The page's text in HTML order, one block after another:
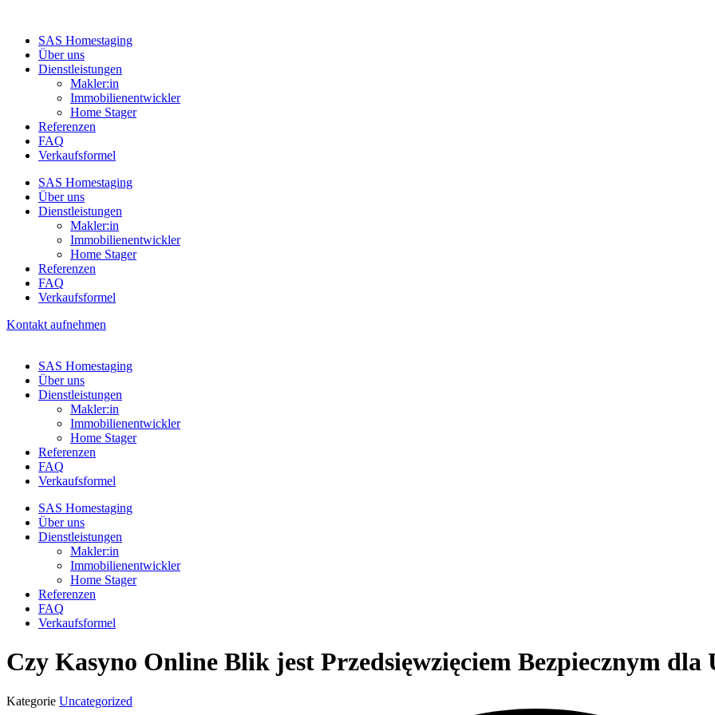
SAS Homestaging
Über uns
Dienstleistungen
Makler:in
Immobilienentwickler
Home Stager
Referenzen
FAQ
Verkaufsformel
SAS Homestaging
Über uns
Dienstleistungen
Makler:in
Immobilienentwickler
Home Stager
Referenzen
FAQ
Verkaufsformel
Kontakt aufnehmen
SAS Homestaging
Über uns
Dienstleistungen
Makler:in
Immobilienentwickler
Home Stager
Referenzen
FAQ
Verkaufsformel
SAS Homestaging
Über uns
Dienstleistungen
Makler:in
Immobilienentwickler
Home Stager
Referenzen
FAQ
Verkaufsformel
Czy Kasyno Online Blik jest Przedsięwzięciem Bezpiecznym
Kategorie Uncategorized